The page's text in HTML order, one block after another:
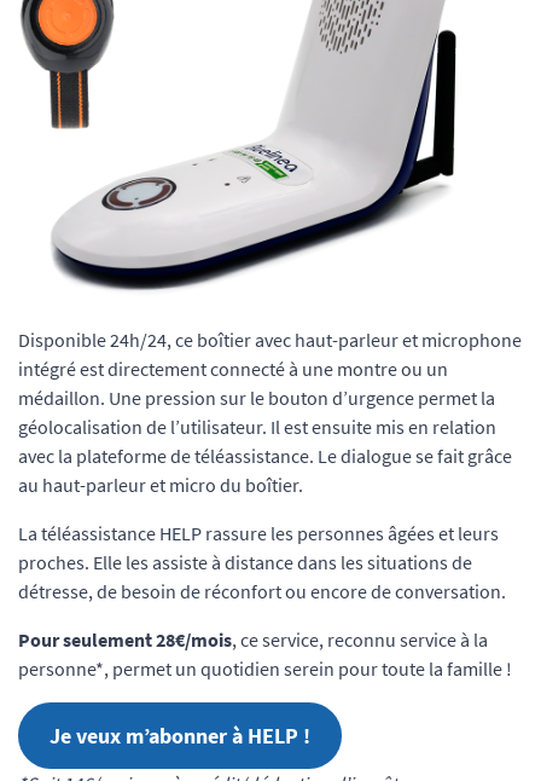
Disponible 24h/24, ce boîtier avec haut-parleur et microphone
intégré est directement connecté à une montre ou un
médaillon. Une pression sur le bouton d’urgence permet la
géolocalisation de l’utilisateur. Il est ensuite mis en relation
avec la plateforme de téléassistance. Le dialogue se fait grâce
au haut-parleur et micro du boîtier.
La téléassistance HELP rassure les personnes âgées et leurs
proches. Elle les assiste à distance dans les situations de
détresse, de besoin de réconfort ou encore de conversation.
Pour seulement 28€/mois, ce service, reconnu service à la
personne*, permet un quotidien serein pour toute la famille !
Je veux m’abonner à HELP !